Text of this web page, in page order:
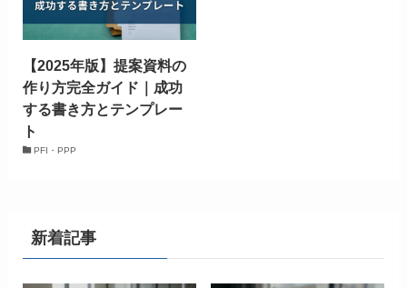
【2025年版】提案資料の
作り方完全ガイド｜成功
する書き方とテンプレー
ト
PFI・PPP
新着記事